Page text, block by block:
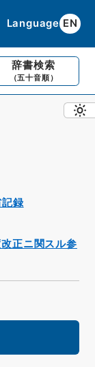
Language EN
辞書検索
（五十音順）
録
正ニ関スル参